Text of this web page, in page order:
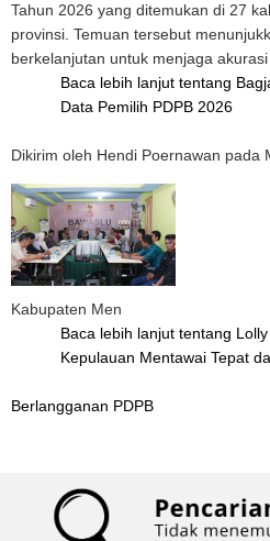
Tahun 2026 yang ditemukan di 27
provinsi. Temuan tersebut
berkelanjutan untuk menjaga akurasi
Baca lebih lanjut tentang
Data Pemilih PDPB 2026
Dikirim oleh Hendi Poernawan pada
Kabupaten Men
Baca lebih lanjut tentang
Kepulauan Mentawai Tepat
Berlangganan PDPB